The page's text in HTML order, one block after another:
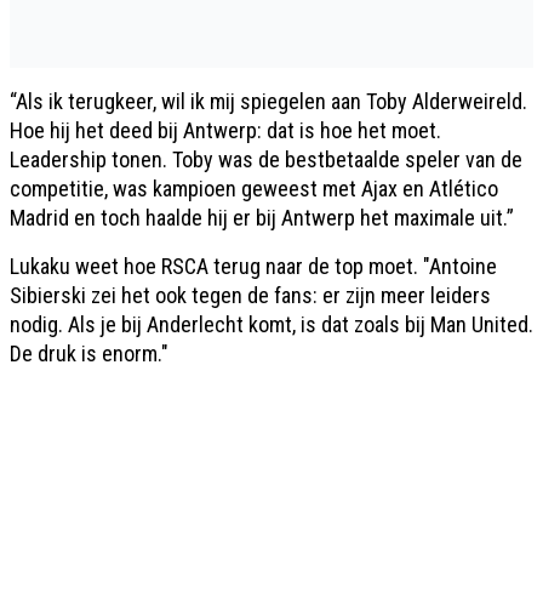
“Als ik terugkeer, wil ik mij spiegelen aan Toby Alderweireld.
Hoe hij het deed bij Antwerp: dat is hoe het moet.
Leadership tonen. Toby was de bestbetaalde speler van de
competitie, was kampioen geweest met Ajax en Atlético
Madrid en toch haalde hij er bij Antwerp het maximale uit.”
Lukaku weet hoe RSCA terug naar de top moet. "Antoine
Sibierski zei het ook tegen de fans: er zijn meer leiders
nodig. Als je bij Anderlecht komt, is dat zoals bij Man United.
De druk is enorm."